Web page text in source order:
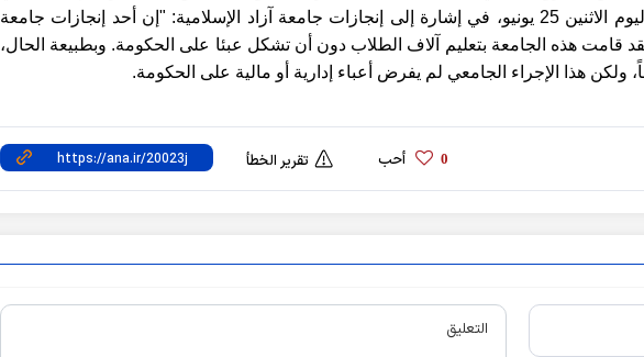
المنظمة المركزية للجامعة صباح اليوم الاثنين 25 يونيو، في إشارة إلى إنجازات جامعة آزاد الإسلامية: "إن أحد إنجازات جامعة
قامت هذه الجامعة بتعليم آلاف الطلاب دون أن تشكل عبئا على الحكومة. وبطبيعة الحال،
ولكن هذا الإجراء الجامعي لم يفرض أعباء إدارية أو مالية على الحكومة.
0 أحب تقرير الخطأ